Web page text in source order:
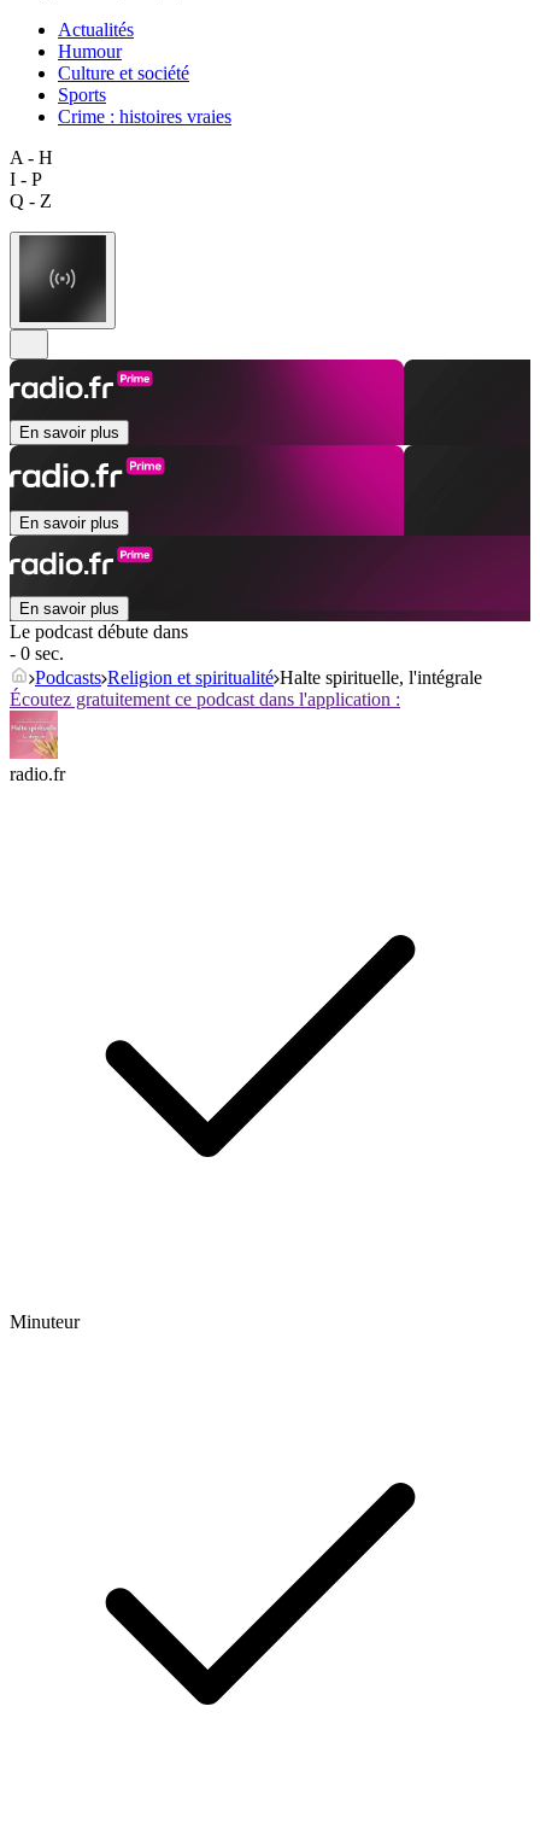
Actualités
Humour
Culture et société
Sports
Crime : histoires vraies
A - H
I - P
Q - Z
En savoir plus
En savoir plus
En savoir plus
Le podcast débute dans
- 0 sec.
Podcasts Religion et spiritualité Halte spirituelle, l'intégrale
Écoutez gratuitement ce podcast dans l'application :
radio.fr
Minuteur